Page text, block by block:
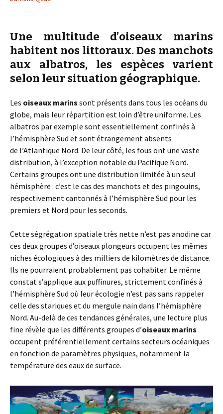
Une multitude d’oiseaux marins
habitent nos littoraux. Des manchots
aux albatros, les espèces varient
selon leur situation géographique.
Les oiseaux marins sont présents dans tous les océans du
globe, mais leur répartition est loin d’être uniforme. Les
albatros par exemple sont essentiellement confinés à
l’hémisphère Sud et sont étrangement absents
de l’Atlantique Nord. De leur côté, les fous ont une vaste
distribution, à l’exception notable du Pacifique Nord.
Certains groupes ont une distribution limitée à un seul
hémisphère : c’est le cas des manchots et des pingouins,
respectivement cantonnés à l’hémisphère Sud pour les
premiers et Nord pour les seconds.
Cette ségrégation spatiale très nette n’est pas anodine car
ces deux groupes d’oiseaux plongeurs occupent les mêmes
niches écologiques à des milliers de kilomètres de distance.
Ils ne pourraient probablement pas cohabiter. Le même
constat s’applique aux puffinures, strictement confinés à
l’hémisphère Sud où leur écologie n’est pas sans rappeler
celle des stariques et du mergule nain dans l’hémisphère
Nord. Au-delà de ces tendances générales, une lecture plus
fine révèle que les différents groupes d’oiseaux marins
occupent préférentiellement certains secteurs océaniques
en fonction de paramètres physiques, notamment la
température des eaux de surface.